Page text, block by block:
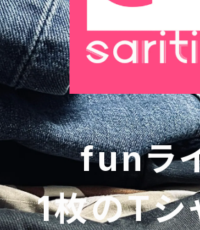
funラ
1枚のTシ